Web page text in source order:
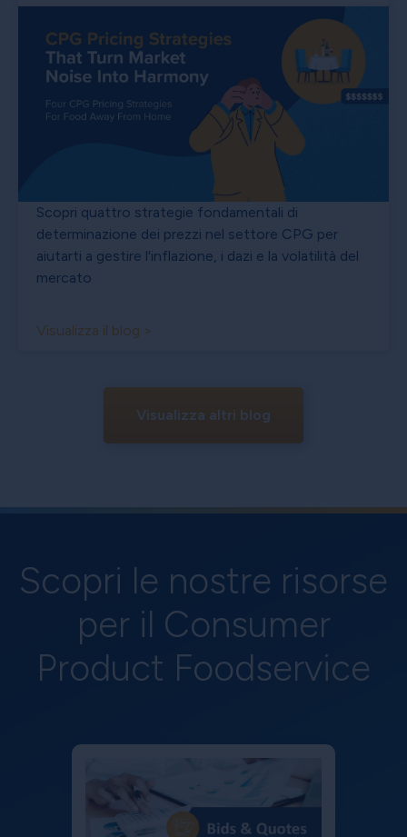
Scopri quattro strategie fondamentali di
determinazione dei prezzi nel settore CPG per
aiutarti a gestire l'inflazione, i dazi e la volatilità del
mercato
Visualizza il blog >
Visualizza altri blog
Scopri le nostre risorse
per il Consumer
Product Foodservice